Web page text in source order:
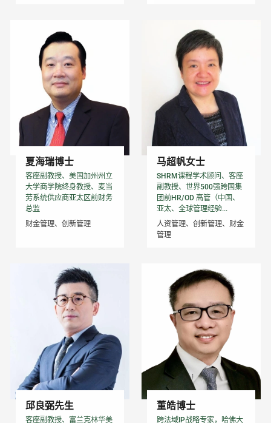
夏海瑞博士
客座副教授、美国加州州立
大学商学院终身教授、麦当
劳系统供应商亚太区前财务
总监
财金管理、创新管理
马超帆女士
SHRM课程学术顾问、客座
副教授、世界500强跨国集
团前HR/OD 高管（中国、
亚太、全球管理经验...
人资管理、创新管理、财金
管理
邱良弼先生
客座副教授、富兰克林华美
董皓博士
跨法域IP战略专家，哈佛大